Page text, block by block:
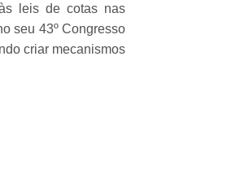
leis de cotas nas
seu 43º Congresso
criar mecanismos